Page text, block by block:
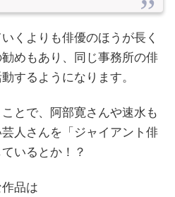
くよりも俳優のほうが長く
めもあり、同じ事務所の俳
するようになります。
とで、阿部寛さんや速水も
人さんを「ジャイアント俳
いるとか！？
品は